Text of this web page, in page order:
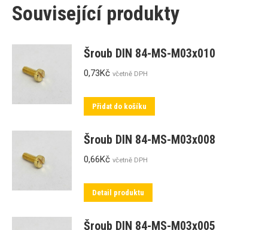
Související produkty
Šroub DIN 84-MS-M03x010
0,73Kč včetně DPH
Přidat do košíku
Šroub DIN 84-MS-M03x008
0,66Kč včetně DPH
Detail produktu
Šroub DIN 84-MS-M03x005